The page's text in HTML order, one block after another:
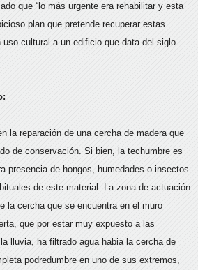
que “lo más urgente era rehabilitar y esta
plan que pretende recuperar estas
cultural a un edificio que data del siglo
la reparación de una cercha de madera que
de conservación. Si bien, la techumbre es
presencia de hongos, humedades o insectos
de este material. La zona de actuación
la cercha que se encuentra en el muro
que por estar muy expuesto a las
lluvia, ha filtrado agua habia la cercha de
podredumbre en uno de sus extremos,